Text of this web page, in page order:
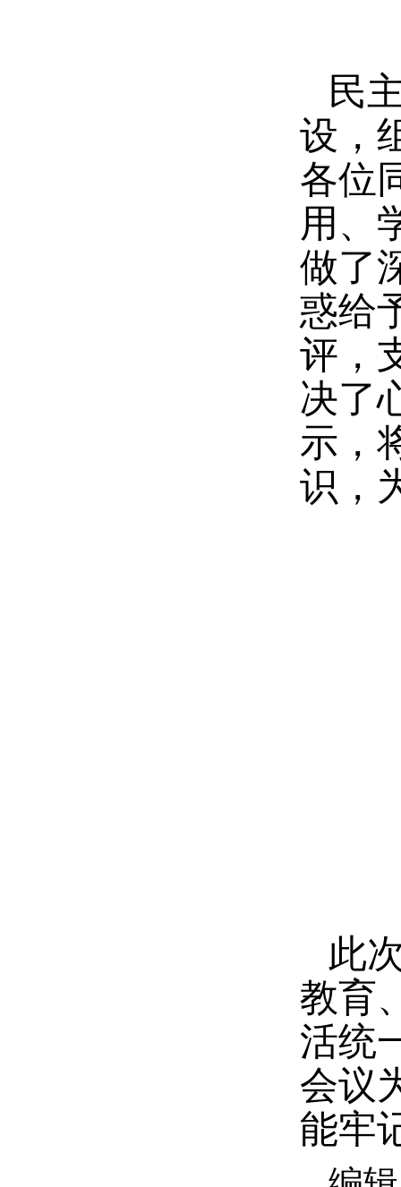
民
设，
各位
用、
做了
惑给
评，
决了
示，
识，
此
教育
活统
会议
能牢